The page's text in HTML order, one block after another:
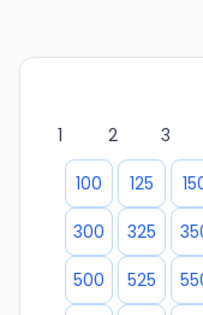
1
2 3
100
125
300
325
500
525